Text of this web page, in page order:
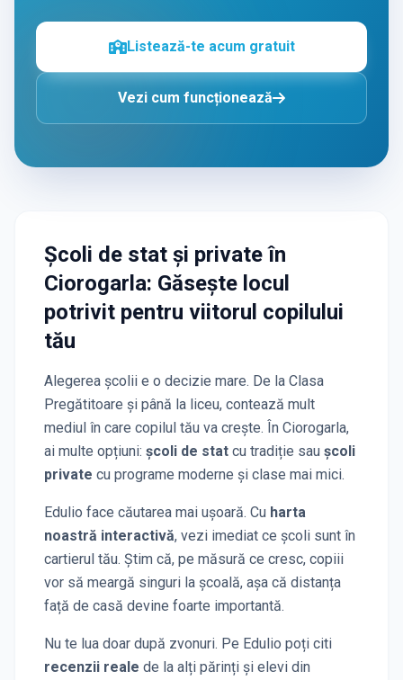
Listează-te acum gratuit
Vezi cum funcționează
Școli de stat și privateîn
Ciorogarla: Găsește locul
potrivit pentru viitorul copilului
tău
Alegerea școlii e o decizie mare. De la Clasa
Pregătitoare și până la liceu, contează mult
mediul în care copilul tău va crește. În Ciorogarla,
ai multe opțiuni: școli de stat cu tradiție sau școli
private cu programe moderne și clase mai mici.
Edulio face căutarea mai ușoară. Cu harta
noastră interactivă, vezi imediat ce școli sunt în
cartierul tău. Știm că, pe măsură ce cresc, copiii
vor să meargă singuri la școală, așa că distanța
față de casă devine foarte importantă.
Nu te lua doar după zvonuri. Pe Edulio poți citi
recenzii reale de la alți părinți și elevi din